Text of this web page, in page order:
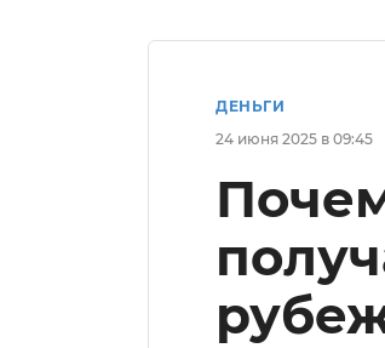
ДЕНЬГИ
24 июня 2025 в 09:45